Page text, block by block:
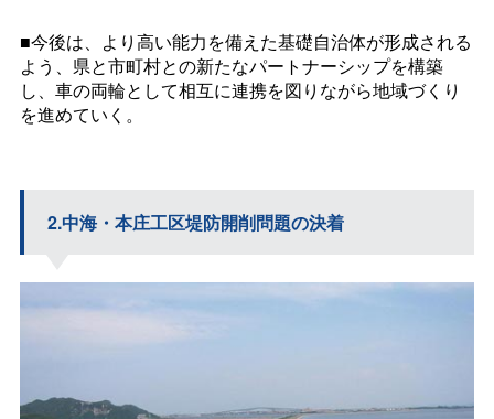
■今後は、より高い能力を備えた基礎自治体が形成される
よう、県と市町村との新たなパートナーシップを構築
し、車の両輪として相互に連携を図りながら地域づくり
を進めていく。
2.中海・本庄工区堤防開削問題の決着